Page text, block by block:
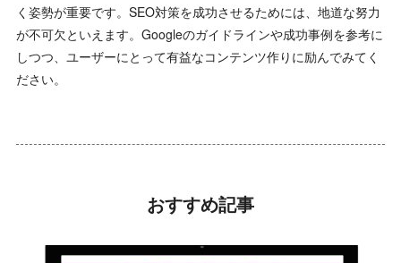
く姿勢が重要です。SEO対策を成功させるためには、地道な努力
が不可欠といえます。Googleのガイドラインや成功事例を参考に
しつつ、ユーザーにとって有益なコンテンツ作りに励んでみてく
ださい。
おすすめ記事